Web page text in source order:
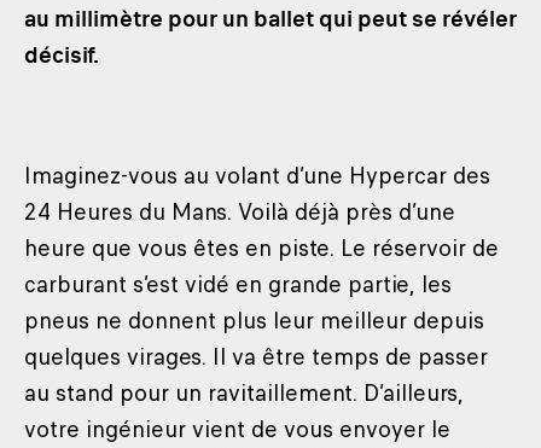
au millimètre pour un ballet qui peut se révéler
décisif.
Imaginez-vous au volant d’une Hypercar des
24 Heures du Mans. Voilà déjà près d’une
heure que vous êtes en piste. Le réservoir de
carburant s’est vidé en grande partie, les
pneus ne donnent plus leur meilleur depuis
quelques virages. Il va être temps de passer
au stand pour un ravitaillement. D’ailleurs,
votre ingénieur vient de vous envoyer le